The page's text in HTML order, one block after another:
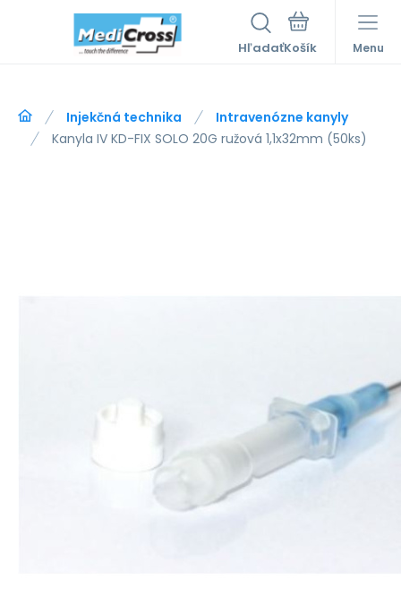
Hľadať Menu
Injekčná technika
Intravenózne kanyly
Kanyla IV KD-FIX SOLO 20G ružová 1,1x32mm (50ks)